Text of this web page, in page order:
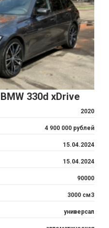
330d xDrive
2020
4 900 000 рублей
15.04.2024
15.04.2024
90000
3000 см3
универсал